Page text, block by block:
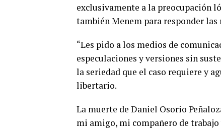
exclusivamente a la preocupación
también Menem para responder las
“Les pido a los medios de
especulaciones y versiones sin
la seriedad que el caso requiere y
libertario.
La muerte de Daniel Osorio
mi amigo, mi compañero de